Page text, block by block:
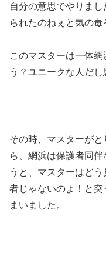
自分の意思でやりま
られたのねぇと気の毒
このマスターは一体
う？ユニークな人だし
その時、マスターが
ら、網浜は保護者同
うと、マスターはど
者じゃないのよ！と
まいました。